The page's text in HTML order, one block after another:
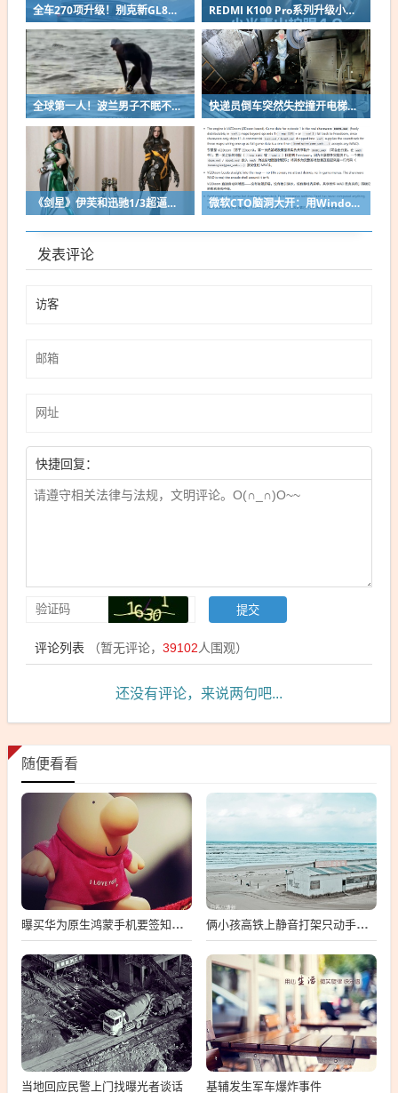
全车270项升级！别克新GL8陆尚MPV官图出炉：锦绣前程豪华座舱 REDMI K100 Pro系列升级小米青山护眼4.0：新增防晕车模式 坐车刷手机不易晕
全球第一人！波兰男子不眠不休游泳56小时横渡波罗的海 快递员倒车突然失控撞开电梯门 连人带车坠下10米深电梯井
《剑星》伊芙和迅驰1/3超逼真手办最终图 万元售价顷刻售罄！ 微软CTO脑洞大开：用Windows画图当显示器跑Doom！逐帧粘贴到画布
发表评论
快捷回复：
评论列表 （暂无评论， 39102人围观）
还没有评论，来说两句吧...
随便看看
曝买华为原生鸿蒙手机要签知情书 俩小孩高铁上静音打架只动手不动嘴
当地回应民警上门找曝光者谈话 基辅发生军车爆炸事件